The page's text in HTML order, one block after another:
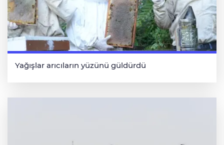
Yağışlar arıcıların yüzünü güldürdü